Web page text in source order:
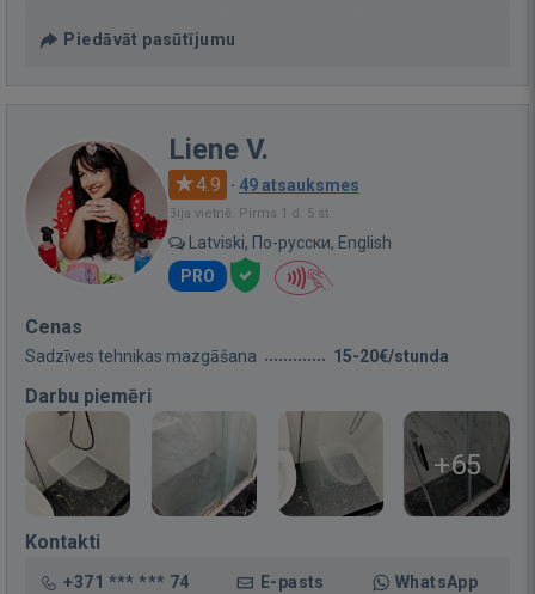
Piedāvāt pasūtījumu
Liene V.
4.9 · 49 atsauksmes
Bija vietnē: Pirms 1 d. 5 st.
Latviski, По-русски, English
PRO
Cenas
Sadzīves tehnikas mazgāšana 15-20€/stunda
Darbu piemēri
+65
Kontakti
+371 *** *** 74 E-pasts WhatsApp